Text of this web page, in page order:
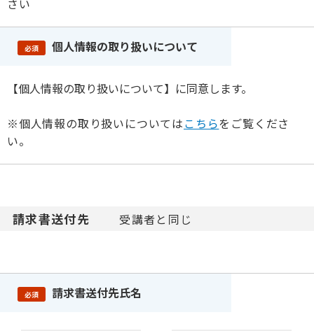
さい
必須 個人情報の取り扱いについて
【個人情報の取り扱いについて】に同意します。
※個人情報の取り扱いについてはこちらをご覧くださ
い。
請求書送付先 受講者と同じ
必須 請求書送付先氏名